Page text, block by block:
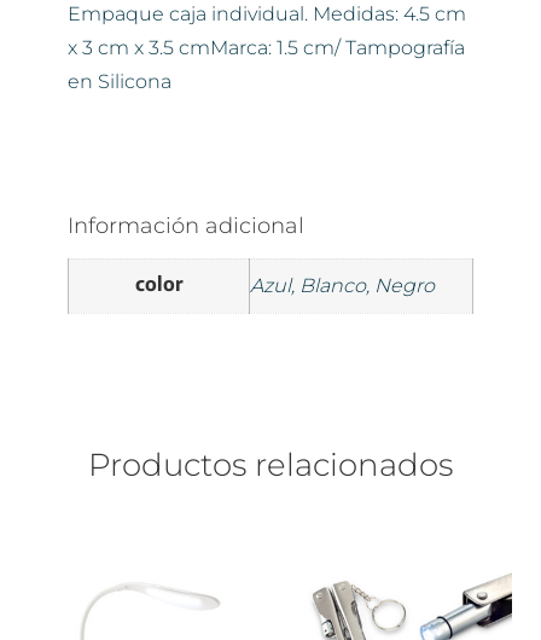
Empaque caja individual. Medidas: 4.5 cm
x 3 cm x 3.5 cmMarca: 1.5 cm/ Tampografía
en Silicona
Información adicional
color Azul, Blanco, Negro
Productos relacionados